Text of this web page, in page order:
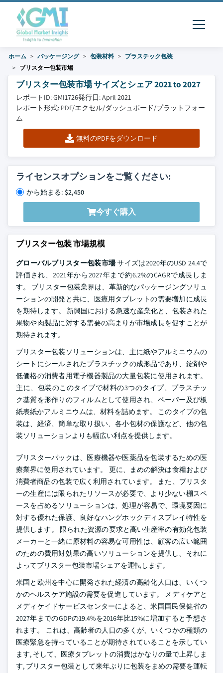
ホーム パッケージング 包装材料
プラスチック包装
ブリスター包装市場
ブリスター包装市場 サイズとシェア 2021 to 2027
レポートID: GMI1726発行日: April 2021
レポート形式: PDF/エクセル/ダッシュボード/プラットフォー
ム
無料のPDFをダウンロード
ライセンスオプションをご覧ください:
から始まる: $2,450
今すぐ購入
ブリスター包装 市場規模
グローバルブリスター包装市場サイズは2020年のUSD 24.4で
評価され、2021年から2027年まで約6.2%のCAGRで成長しま
す。 ブリスター包装業界は、革新的なパッケージングソリュ
ーションの開発と共に、医療用タブレットの需要増加に成長
を期待します。 新興国における急速な産業化と、包装された
果物や肉製品に対する需要の高まりが市場成長を促すことが
期待されます。
ブリスター包装ソリューションは、主に紙やアルミニウムの
シートにシールされたプラスチックの成形品であり、錠剤や
低価格の消費者用電子機器製品の大量包装に使用されます。
主に、包装のこのタイプで材料の3つのタイプ、プラスチッ
ク基質を形作りのフィルムとして使用され、ペーパー及び板
紙表紙かアルミニウムは、材料を詰めます。 このタイプの包
装は、経済、簡単な取り扱い、各小包材の保護など、他の包
装ソリューションよりも幅広い利点を提供します。
ブリスターパックは、医療機器や医薬品を包装するための医
療業界に使用されています。 更に、まめの解決は食糧および
消費者商品の包装で広く利用されています。 また、ブリスタ
ーの生産には限られたリソースが必要で、より少ない棚スペ
ースを占めるソリューションは、処理が容易で、環境要因に
対する優れた保護、良好なハングホックディスプレイ特性を
提供します。 限られた資源の要求と高い生産率の有効化包装
メーカーと一緒に原材料の容易な可用性は、顧客の広い範囲
のための費用対効果の高いソリューションを提供し、それに
よってブリスター包装市場シェアを運転します。
米国と欧州を中心に開発された経済の高齢化人口は、いくつ
かのヘルスケア施設の需要を促進しています。 メディケアと
メディケイドサービスセンターによると、米国国民保健省の
2027年までのGDPの19.4%を2016年比15%に増加すると予想さ
れます。 これは、高齢者の人口の多くが、いくつかの種類の
医療緊急を持っていることが期待されていることを示してい
ます, そして、医療タブレットの消費はかなりの量で上昇しま
す, ブリスター包装として来年ぶりに包装をまめの需要を運転